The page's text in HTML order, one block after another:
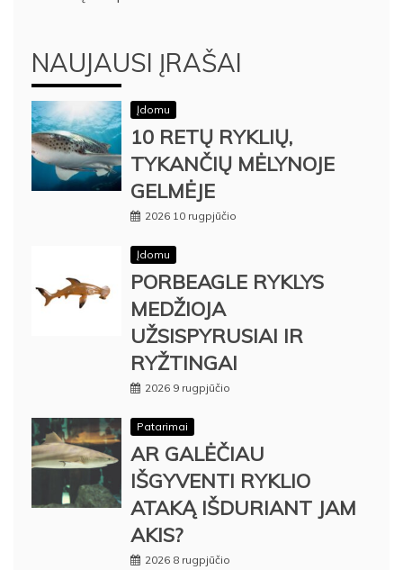
NAUJAUSI ĮRAŠAI
Įdomu
10 RETŲ RYKLIŲ,
TYKANČIŲ MĖLYNOJE
GELMĖJE
2026 10 rugpjūčio
Įdomu
PORBEAGLE RYKLYS
MEDŽIOJA
UŽSISPYRUSIAI IR
RYŽTINGAI
2026 9 rugpjūčio
Patarimai
AR GALĖČIAU
IŠGYVENTI RYKLIO
ATAKĄ IŠDURIANT JAM
AKIS?
2026 8 rugpjūčio